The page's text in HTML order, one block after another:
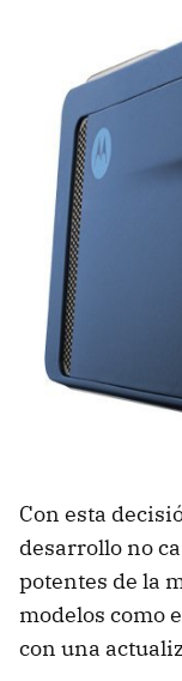
Con esta
desarrollo no
potentes de la
modelos como
con una